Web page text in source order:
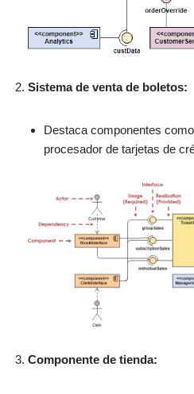
Sistema de venta de boletos:
Destaca componentes
procesador de tarjetas de
Componente de tienda: